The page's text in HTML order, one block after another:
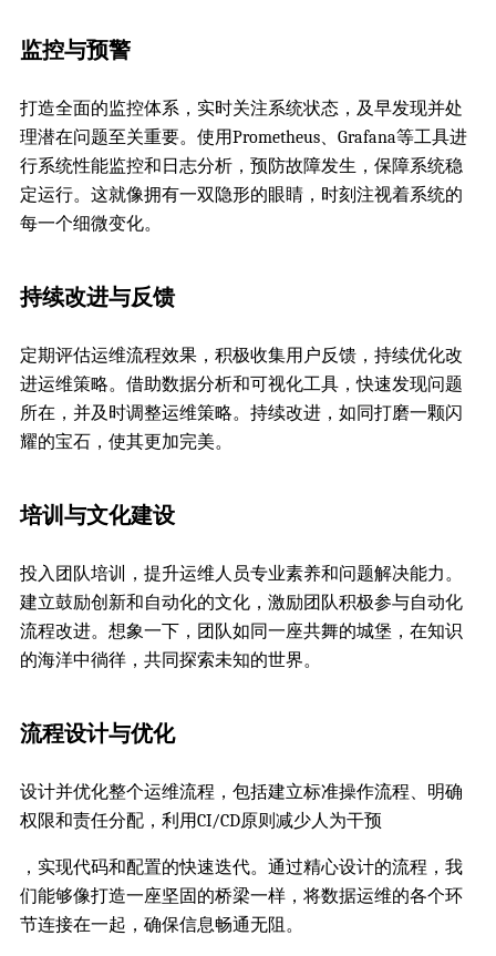
监控与预警
打造全面的监控体系，实时关注系统状态，及早发现并处
理潜在问题至关重要。使用Prometheus、Grafana等工具进
行系统性能监控和日志分析，预防故障发生，保障系统稳
定运行。这就像拥有一双隐形的眼睛，时刻注视着系统的
每一个细微变化。
持续改进与反馈
定期评估运维流程效果，积极收集用户反馈，持续优化改
进运维策略。借助数据分析和可视化工具，快速发现问题
所在，并及时调整运维策略。持续改进，如同打磨一颗闪
耀的宝石，使其更加完美。
培训与文化建设
投入团队培训，提升运维人员专业素养和问题解决能力。
建立鼓励创新和自动化的文化，激励团队积极参与自动化
流程改进。想象一下，团队如同一座共舞的城堡，在知识
的海洋中徜徉，共同探索未知的世界。
流程设计与优化
设计并优化整个运维流程，包括建立标准操作流程、明确
权限和责任分配，利用CI/CD原则减少人为干预
，实现代码和配置的快速迭代。通过精心设计的流程，我
们能够像打造一座坚固的桥梁一样，将数据运维的各个环
节连接在一起，确保信息畅通无阻。